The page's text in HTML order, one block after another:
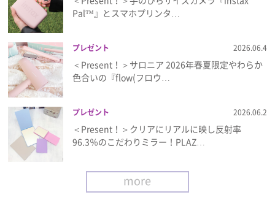
Pal™』とスマホプリンタ…
プレゼント 2026.06.4
＜Present！＞サロニア 2026年春夏限定やわらか
色合いの『flow(フロウ…
プレゼント 2026.06.2
＜Present！＞クリアにリアルに映し反射率
96.3％のこだわりミラー！PLAZ…
more